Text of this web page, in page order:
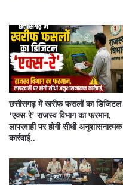
​छत्तीसगढ़ में खरीफ फसलों का डिजिटल
‘एक्स-रे’ राजस्व विभाग का फरमान,
लापरवाही पर होगी सीधी अनुशासनात्मक
कार्रवाई..